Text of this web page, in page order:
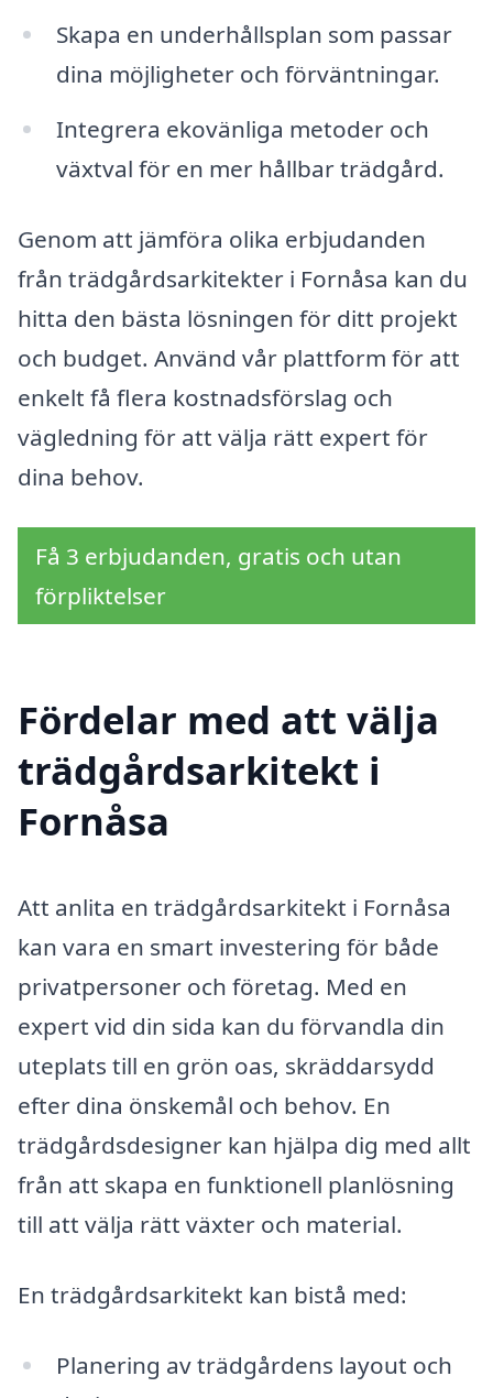
Skapa en underhållsplan som passar
dina möjligheter och förväntningar.
Integrera ekovänliga metoder och
växtval för en mer hållbar trädgård.
Genom att jämföra olika erbjudanden
från trädgårdsarkitekter i Fornåsa kan du
hitta den bästa lösningen för ditt projekt
och budget. Använd vår plattform för att
enkelt få flera kostnadsförslag och
vägledning för att välja rätt expert för
dina behov.
Få 3 erbjudanden, gratis och utan
förpliktelser
Fördelar med att välja
trädgårdsarkitekt i
Fornåsa
Att anlita en trädgårdsarkitekt i Fornåsa
kan vara en smart investering för både
privatpersoner och företag. Med en
expert vid din sida kan du förvandla din
uteplats till en grön oas, skräddarsydd
efter dina önskemål och behov. En
trädgårdsdesigner kan hjälpa dig med allt
från att skapa en funktionell planlösning
till att välja rätt växter och material.
En trädgårdsarkitekt kan bistå med:
Planering av trädgårdens layout och